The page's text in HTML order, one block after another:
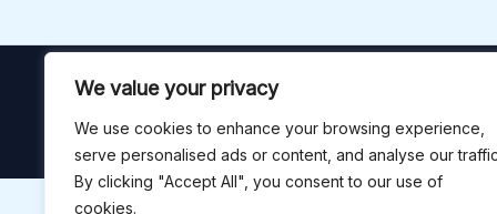
We value your privacy
We use cookies to enhance your browsing experience,
serve personalised ads or content, and analyse our
By clicking "Accept All", you consent to our use of
cookies.